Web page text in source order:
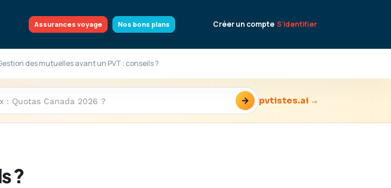
Assurances voyage Nos bons plans Créer un compte S'identifier
des mutuelles avant un PVT : conseils ?
→ pvtistes.ai →
?